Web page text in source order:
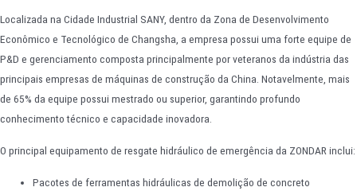
Localizada na Cidade Industrial SANY, dentro da Zona de Desenvolvimento
Econômico e Tecnológico de Changsha, a empresa possui uma forte equipe de
P&D e gerenciamento composta principalmente por veteranos da indústria das
principais empresas de máquinas de construção da China. Notavelmente, mais
de 65% da equipe possui mestrado ou superior, garantindo profundo
conhecimento técnico e capacidade inovadora.
O principal equipamento de resgate hidráulico de emergência da ZONDAR inclui:
Pacotes de ferramentas hidráulicas de demolição de concreto